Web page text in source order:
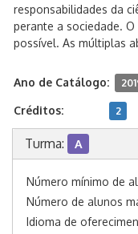
responsabilidades da
perante a sociedade.
possível. As múltiplas
Ano de Catálogo:
Créditos: 2
Turma: A
Número mínimo de
Número de alunos
Idioma de